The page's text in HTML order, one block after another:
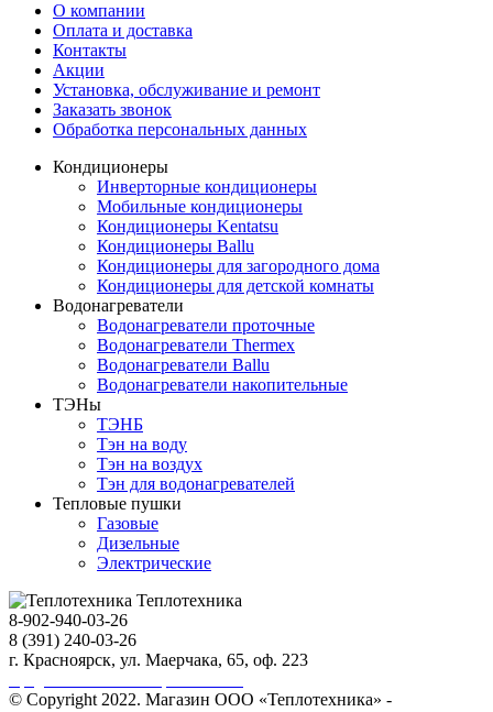
О компании
Оплата и доставка
Контакты
Акции
Установка, обслуживание и ремонт
Заказать звонок
Обработка персональных данных
Кондиционеры
Инверторные кондиционеры
Мобильные кондиционеры
Кондиционеры Kentatsu
Кондиционеры Ballu
Кондиционеры для загородного дома
Кондиционеры для детской комнаты
Водонагреватели
Водонагреватели проточные
Водонагреватели Thermex
Водонагреватели Ballu
Водонагреватели накопительные
ТЭНы
ТЭНБ
Тэн на воду
Тэн на воздух
Тэн для водонагревателей
Тепловые пушки
Газовые
Дизельные
Электрические
Теплотехника
8-902-940-03-26
8 (391) 240-03-26
г. Красноярск, ул. Маерчака, 65, оф. 223
© Copyright 2022. Магазин ООО «Теплотехника» -